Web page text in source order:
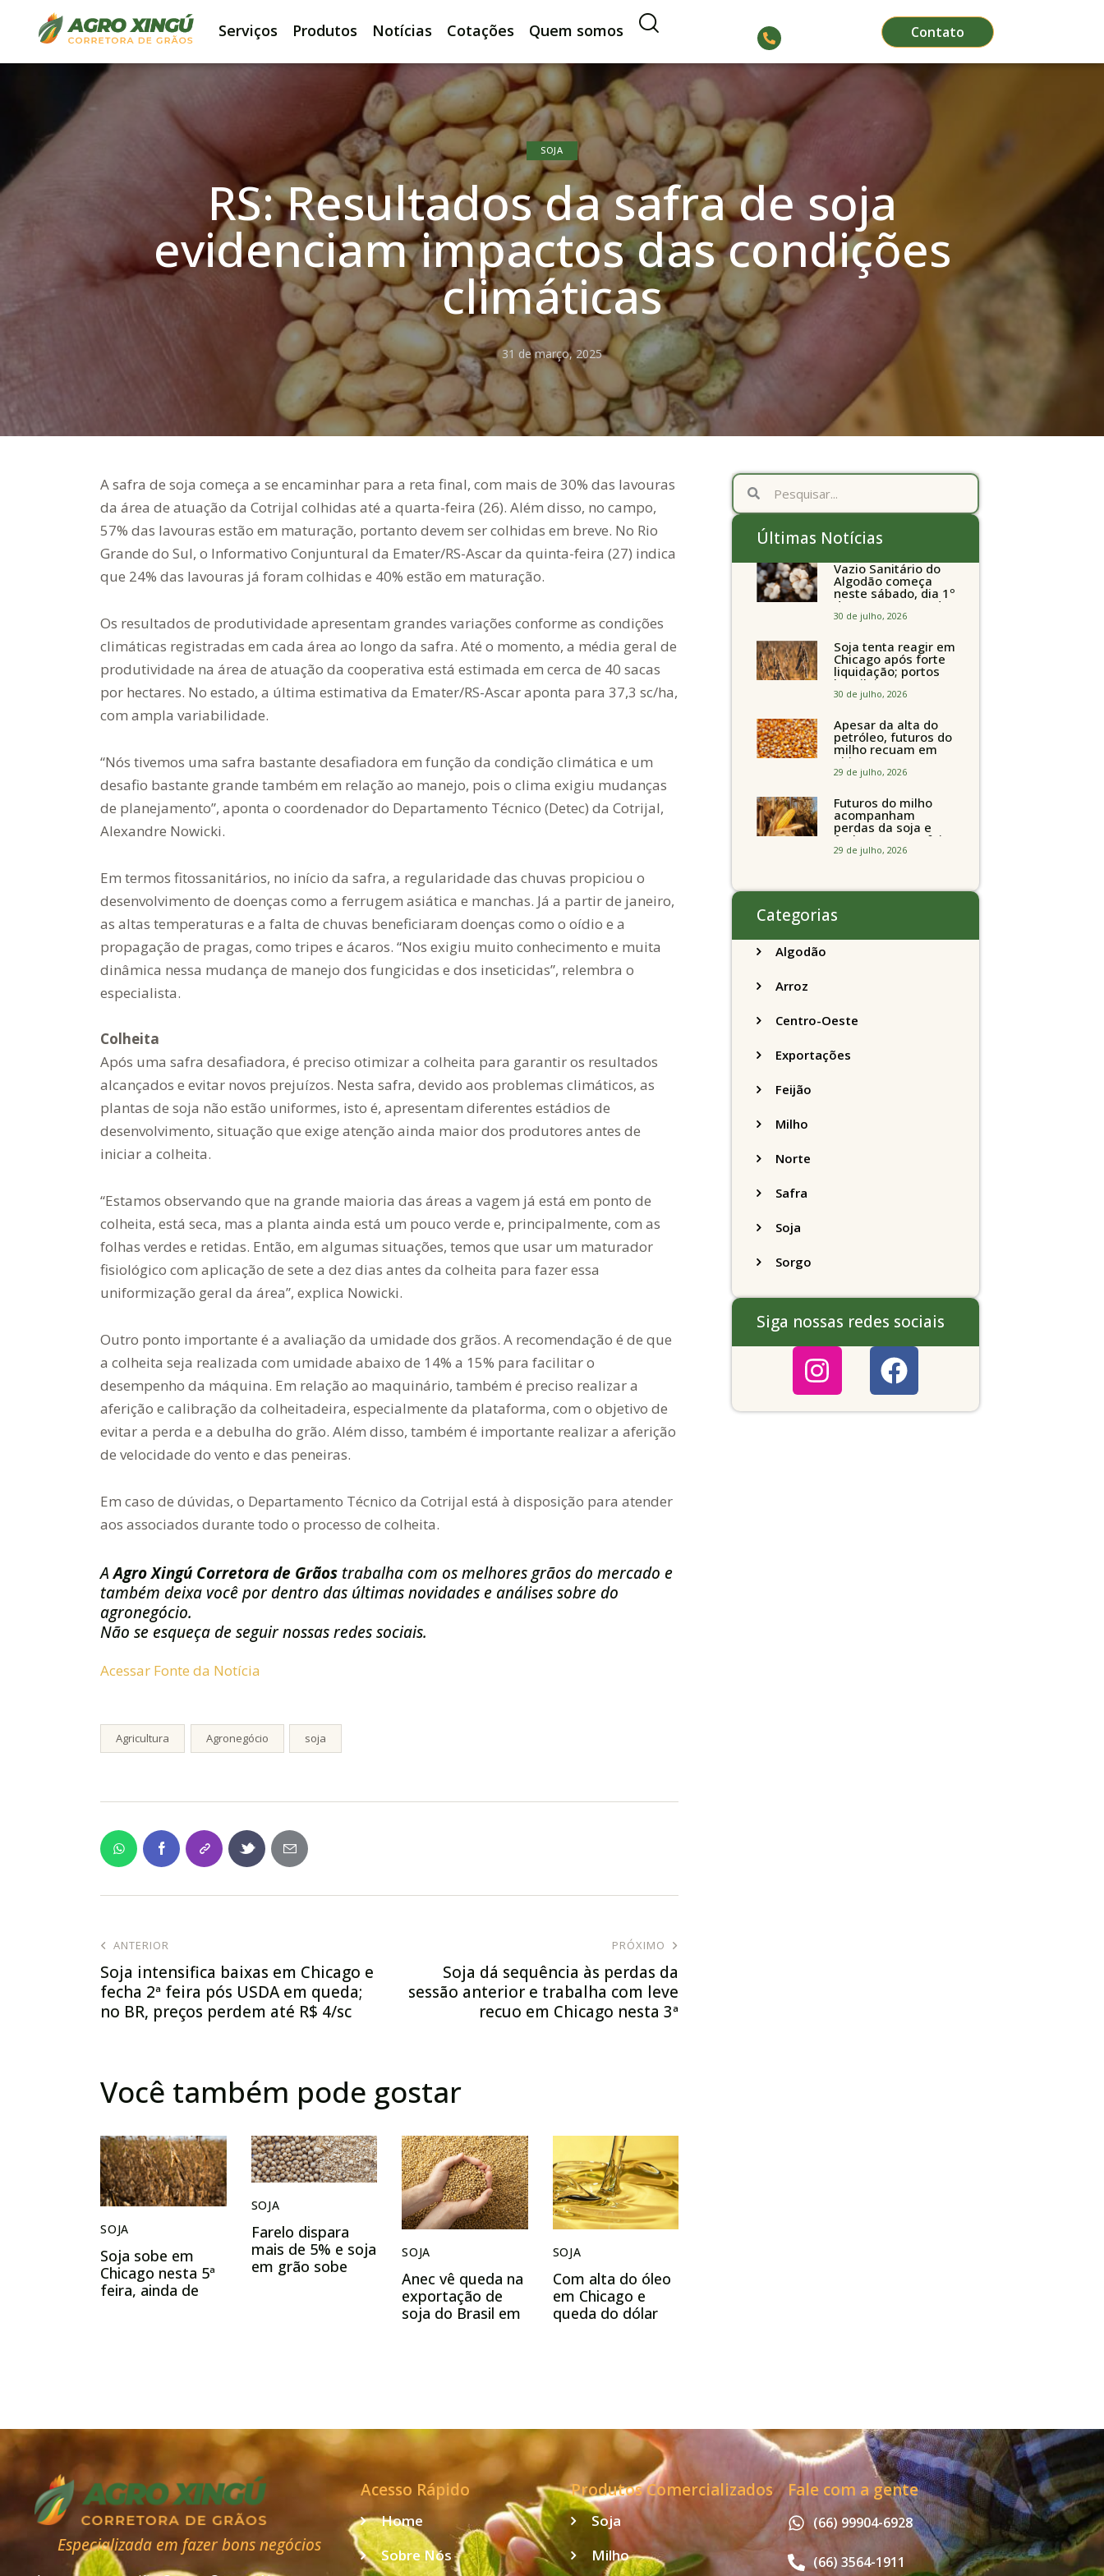
Serviços Produtos Notícias Cotações Quem somos Contato
SOJA
RS: Resultados da safra de soja
evidenciam impactos das condições
climáticas
31 de março, 2025
A safra de soja começa a se encaminhar para a reta final, com mais de 30% das lavouras
da área de atuação da Cotrijal colhidas até a quarta-feira (26). Além disso, no campo,
57% das lavouras estão em maturação, portanto devem ser colhidas em breve. No Rio
Grande do Sul, o Informativo Conjuntural da Emater/RS-Ascar da quinta-feira (27) indica
que 24% das lavouras já foram colhidas e 40% estão em maturação.
Os resultados de produtividade apresentam grandes variações conforme as condições
climáticas registradas em cada área ao longo da safra. Até o momento, a média geral de
produtividade na área de atuação da cooperativa está estimada em cerca de 40 sacas
por hectares. No estado, a última estimativa da Emater/RS-Ascar aponta para 37,3 sc/ha,
com ampla variabilidade.
“Nós tivemos uma safra bastante desafiadora em função da condição climática e um
desafio bastante grande também em relação ao manejo, pois o clima exigiu mudanças
de planejamento”, aponta o coordenador do Departamento Técnico (Detec) da Cotrijal,
Alexandre Nowicki.
Em termos fitossanitários, no início da safra, a regularidade das chuvas propiciou o
desenvolvimento de doenças como a ferrugem asiática e manchas. Já a partir de janeiro,
as altas temperaturas e a falta de chuvas beneficiaram doenças como o oídio e a
propagação de pragas, como tripes e ácaros. “Nos exigiu muito conhecimento e muita
dinâmica nessa mudança de manejo dos fungicidas e dos inseticidas”, relembra o
especialista.
Colheita
Após uma safra desafiadora, é preciso otimizar a colheita para garantir os resultados
alcançados e evitar novos prejuízos. Nesta safra, devido aos problemas climáticos, as
plantas de soja não estão uniformes, isto é, apresentam diferentes estádios de
desenvolvimento, situação que exige atenção ainda maior dos produtores antes de
iniciar a colheita.
“Estamos observando que na grande maioria das áreas a vagem já está em ponto de
colheita, está seca, mas a planta ainda está um pouco verde e, principalmente, com as
folhas verdes e retidas. Então, em algumas situações, temos que usar um maturador
fisiológico com aplicação de sete a dez dias antes da colheita para fazer essa
uniformização geral da área”, explica Nowicki.
Outro ponto importante é a avaliação da umidade dos grãos. A recomendação é de que
a colheita seja realizada com umidade abaixo de 14% a 15% para facilitar o
desempenho da máquina. Em relação ao maquinário, também é preciso realizar a
aferição e calibração da colheitadeira, especialmente da plataforma, com o objetivo de
evitar a perda e a debulha do grão. Além disso, também é importante realizar a aferição
de velocidade do vento e das peneiras.
Em caso de dúvidas, o Departamento Técnico da Cotrijal está à disposição para atender
aos associados durante todo o processo de colheita.
AAgro Xingú Corretora de Grãos trabalha com os melhores grãos do mercado e
também deixa você por dentro das últimas novidades e análises sobre do
agronegócio.
Não se esqueça de seguir nossas redes sociais.
Acessar Fonte da Notícia
Agricultura Agronegócio soja
ANTERIOR
Soja intensifica baixas em Chicago e
fecha 2ª feira pós USDA em queda;
no BR, preços perdem até R$ 4/sc
PRÓXIMO
Soja dá sequência às perdas da
sessão anterior e trabalha com leve
recuo em Chicago nesta 3ª
Você também pode gostar
SOJA
Soja sobe em
Chicago nesta 5ª
feira, ainda de
SOJA
Farelo dispara
mais de 5% e soja
em grão sobe
SOJA
Anec vê queda na
exportação de
soja do Brasil em
SOJA
Com alta do óleo
em Chicago e
queda do dólar
Últimas Notícias
Vazio Sanitário do
Algodão começa
neste sábado, dia 1º
de agosto, em todo
o Estado de São
30 de julho, 2026
Soja tenta reagir em
Chicago após forte
liquidação; portos
brasileiros seguem
perto de R$ 150/sc
30 de julho, 2026
Apesar da alta do
petróleo, futuros do
milho recuam em
Chicago
acompanhando a
feira
29 de julho, 2026
Futuros do milho
acompanham
perdas da soja e
fecham quarta-feira
caindo 2% em
29 de julho, 2026
Categorias
Algodão
Arroz
Centro-Oeste
Exportações
Feijão
Milho
Norte
Safra
Soja
Sorgo
Siga nossas redes sociais
Especializada em fazer bons negócios
Acesso Rápido
Home
Sobre Nós
Produtos Comercializados
Soja
Milho
Fale com a gente
(66) 99904-6928
(66) 3564-1911